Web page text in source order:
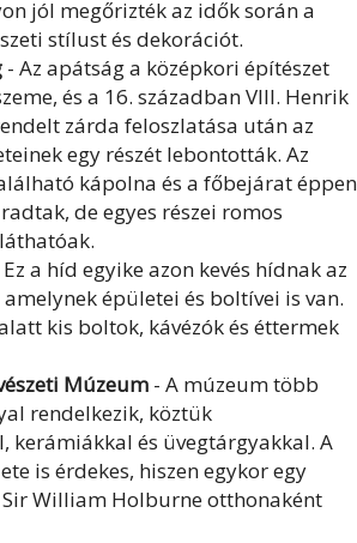
jól megőrizték az idők során a
stílust és dekorációt.
- Az apátság a középkori építészet
és a 16. században VIII. Henrik
zárda feloszlatása után az
egy részét lebontották. Az
kápolna és a főbejárat éppen
de egyes részei romos
Ez a híd egyike azon kevés hídnak az
amelynek épületei és boltívei is van.
kis boltok, kávézók és éttermek
Múzeum - A múzeum több
rendelkezik, köztük
kerámiákkal és üvegtárgyakkal. A
is érdekes, hiszen egykor egy
Sir William Holburne otthonaként